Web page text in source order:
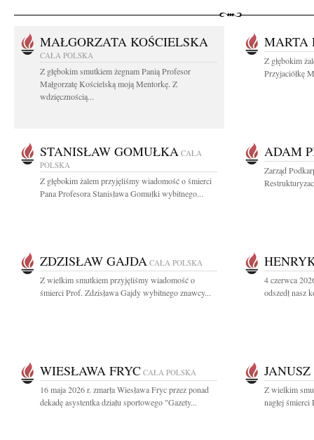
MAŁGORZATA KOŚCIELSKA
CAŁA POLSKA
Z głębokim smutkiem żegnam Panią Profesor
Małgorzatę Kościelską moją Mentorkę. Z
wdzięcznością...
MARTA
Z głębokim
Przyjaciółkę
STANISŁAW GOMUŁKA CAŁA
POLSKA
Z głębokim żalem przyjęliśmy wiadomość o śmierci
Pana Profesora Stanisława Gomułki wybitnego...
ADAM
Zarząd
ZDZISŁAW GAJDA CAŁA POLSKA
Z wielkim smutkiem przyjęliśmy wiadomość o
śmierci Prof. Zdzisława Gajdy wybitnego znawcy...
4 czerwca
odszedł nasz
WIESŁAWA FRYC CAŁA POLSKA
16 maja 2026 r. zmarła Wiesława Fryc przez ponad
dekadę asystentka działu sportowego "Gazety...
Z wielkim
nagłej